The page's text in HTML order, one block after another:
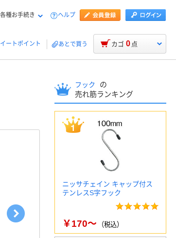
各種お手続き ヘルプ
ートポイント あとで買う カゴ 0 点
エレコム BlueLEDマウス/無
線/5ボタン/静音
2.4GHz M
フック
の
売れ筋ランキング
ニッサチェイン キャップ付ス
テンレスS字フック
￥170～ （税込）